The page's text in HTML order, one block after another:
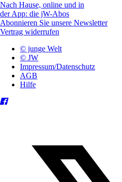
Nach Hause, online und in
der App: die jW-Abos
Abonnieren Sie unsere Newsletter
Vertrag widerrufen
© junge Welt
© JW
Impressum/Datenschutz
AGB
Hilfe